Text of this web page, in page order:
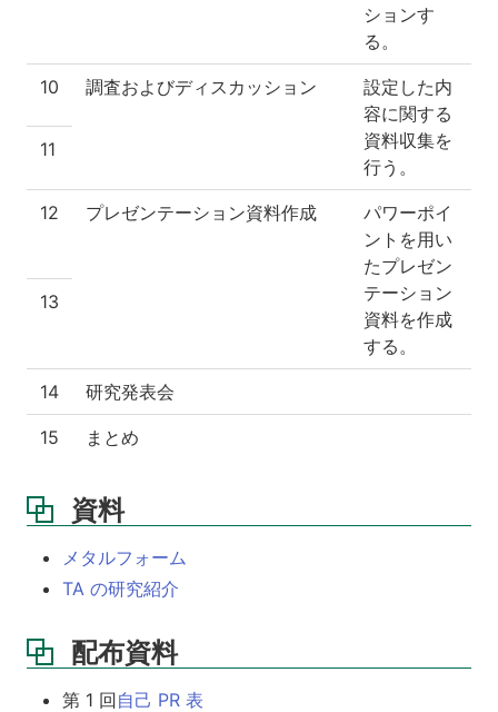
ションす
る。
10 調査およびディスカッション
設定した内
容に関する
資料収集を
行う。
11
12 プレゼンテーション資料作成
パワーポイ
ントを用い
たプレゼン
テーション
資料を作成
する。
13
14 研究発表会
15 まとめ
資料
メタルフォーム
TA の研究紹介
配布資料
第 1 回自己 PR 表